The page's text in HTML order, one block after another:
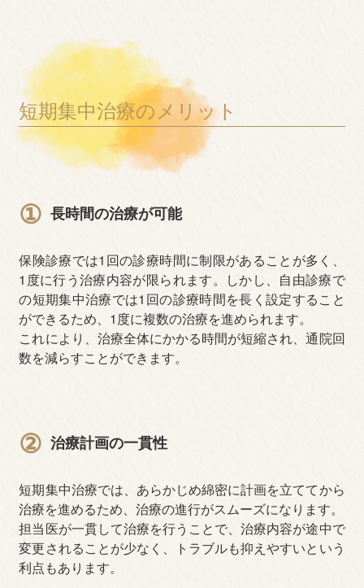
短期集中治療のメリット
① 長時間の治療が可能
保険診療では1回の診療時間に制限があることが多く、
1度に行う治療内容が限られます。しかし、自由診療で
の短期集中治療では1回の診療時間を長く設定すること
ができるため、1度に複数の治療を進められます。
これにより、治療全体にかかる時間が短縮され、通院回
数を減らすことができます。
② 治療計画の一貫性
短期集中治療では、あらかじめ綿密に計画を立ててから
治療を進めるため、治療の進行がスムーズになります。
担当医が一貫して治療を行うことで、治療内容が途中で
変更されることが少なく、トラブルも抑えやすいという
利点もあります。